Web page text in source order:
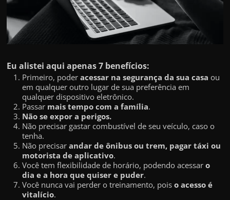
a
r
d
Eu alistei aqui apenas 7 benefícios:
Primeiro, poderacessar na segurança da sua casa ou
em qualquer outro lugar de sua preferência em
qualquer dispositivo eletrônico.
Passar mais tempo com a família.
Não se expor a perigos.
Não precisar gastar combustível de seu veículo, caso o
tenha.
Não precisarandar de ônibus ou trem, pagar táxi ou
motorista de aplicativo.
Você tem flexibilidade de horário, podendo acessaro
dia e a hora que quiser e puder.
Você nunca vai perder o treinamento, poiso acesso é
vitalício.